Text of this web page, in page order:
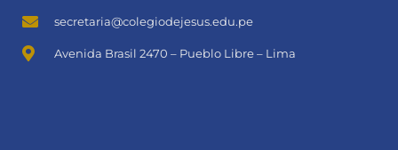
secretaria@colegiodejesus.edu.pe
Avenida Brasil 2470 – Pueblo Libre – Lima